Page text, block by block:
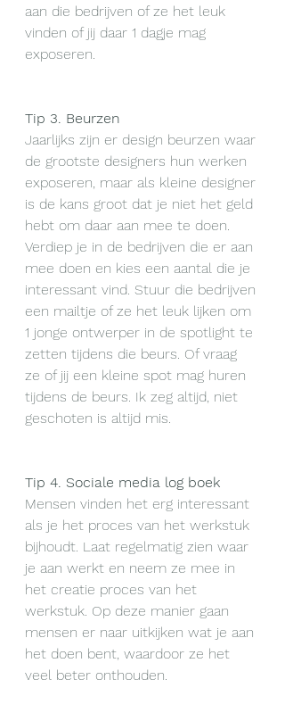
aan die bedrijven of ze het leuk
vinden of jij daar 1 dagje mag
exposeren.
Tip 3. Beurzen
Jaarlijks zijn er design beurzen waar
de grootste designers hun werken
exposeren, maar als kleine designer
is de kans groot dat je niet het geld
hebt om daar aan mee te doen.
Verdiep je in de bedrijven die er aan
mee doen en kies een aantal die je
interessant vind. Stuur die bedrijven
een mailtje of ze het leuk lijken om
1 jonge ontwerper in de spotlight te
zetten tijdens die beurs. Of vraag
ze of jij een kleine spot mag huren
tijdens de beurs. Ik zeg altijd, niet
geschoten is altijd mis.
Tip 4. Sociale media log boek
Mensen vinden het erg interessant
als je het proces van het werkstuk
bijhoudt. Laat regelmatig zien waar
je aan werkt en neem ze mee in
het creatie proces van het
werkstuk. Op deze manier gaan
mensen er naar uitkijken wat je aan
het doen bent, waardoor ze het
veel beter onthouden.